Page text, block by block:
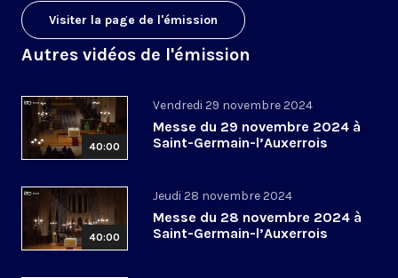
Visiter la page de l'émission
Autres vidéos de l'émission
40:00
Vendredi 29 novembre 2024
Messe du 29 novembre 2024 à
Saint-Germain-l’Auxerrois
40:00
Jeudi 28 novembre 2024
Messe du 28 novembre 2024 à
Saint-Germain-l’Auxerrois